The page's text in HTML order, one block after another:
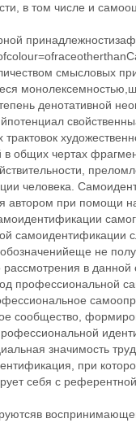
в том числе и
смысловых
денотативной
чертах
человека.
автором при помощи
самоидентификации
не
в данной
профессиональной
сообщество,
значимость
при
себя с